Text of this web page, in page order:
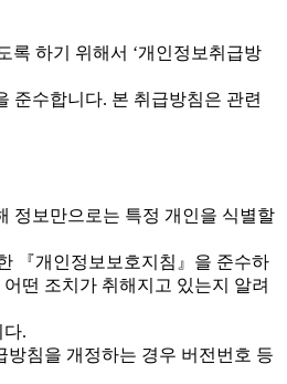
록 하기 위해서 ‘개인정보취급방
준수합니다. 본 취급방침은 관련
정보만으로는 특정 개인을 식별할
『개인정보보호지침』을 준수하
떤 조치가 취해지고 있는지 알려
.
침을 개정하는 경우 버전번호 등